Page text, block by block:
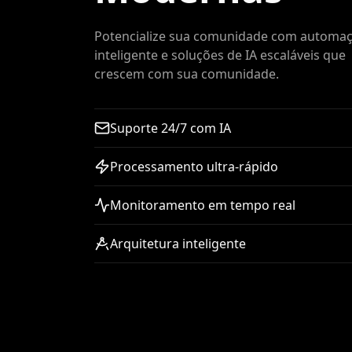
Potencialize sua comunidade com
inteligente e soluções de IA escaláveis que
crescem com sua comunidade.
Suporte 24/7 com IA
Processamento ultra-rápido
Monitoramento em tempo real
Arquitetura inteligente